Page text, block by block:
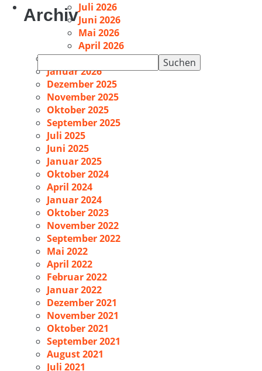
Suchen
nach:
ArchivJuli 2026
Juni 2026
Mai 2026
April 2026
Februar 2026
Januar 2026
Dezember 2025
November 2025
Oktober 2025
September 2025
Juli 2025
Juni 2025
Januar 2025
Oktober 2024
April 2024
Januar 2024
Oktober 2023
November 2022
September 2022
Mai 2022
April 2022
Februar 2022
Januar 2022
Dezember 2021
November 2021
Oktober 2021
September 2021
August 2021
Juli 2021